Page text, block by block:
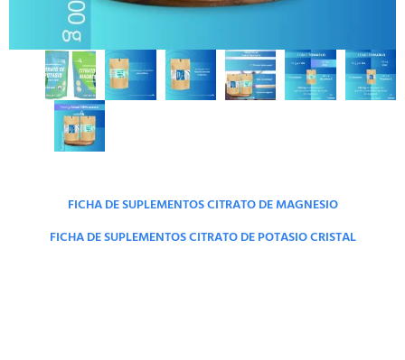
FICHA DE SUPLEMENTOS CITRATO DE MAGNESIO
FICHA DE SUPLEMENTOS CITRATO DE POTASIO CRISTAL